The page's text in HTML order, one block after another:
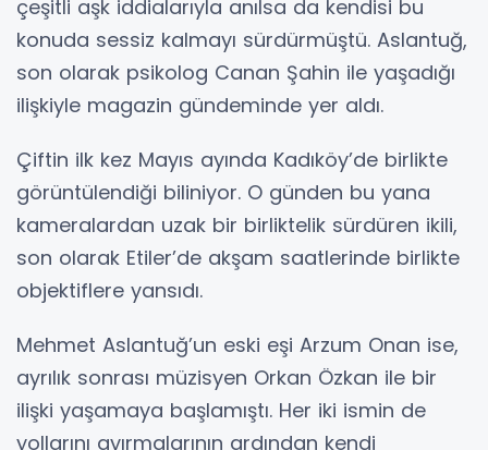
çeşitli aşk iddialarıyla anılsa da kendisi bu
konuda sessiz kalmayı sürdürmüştü. Aslantuğ,
son olarak psikolog Canan Şahin ile yaşadığı
ilişkiyle magazin gündeminde yer aldı.
Çiftin ilk kez Mayıs ayında Kadıköy’de birlikte
görüntülendiği biliniyor. O günden bu yana
kameralardan uzak bir birliktelik sürdüren ikili,
son olarak Etiler’de akşam saatlerinde birlikte
objektiflere yansıdı.
Mehmet Aslantuğ’un eski eşi Arzum Onan ise,
ayrılık sonrası müzisyen Orkan Özkan ile bir
ilişki yaşamaya başlamıştı. Her iki ismin de
yollarını ayırmalarının ardından kendi